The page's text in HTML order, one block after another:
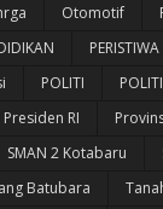
Otomotif
PERISTIWA
POLITI
Presiden RI
SMAN 2 Kotabaru
Batubara